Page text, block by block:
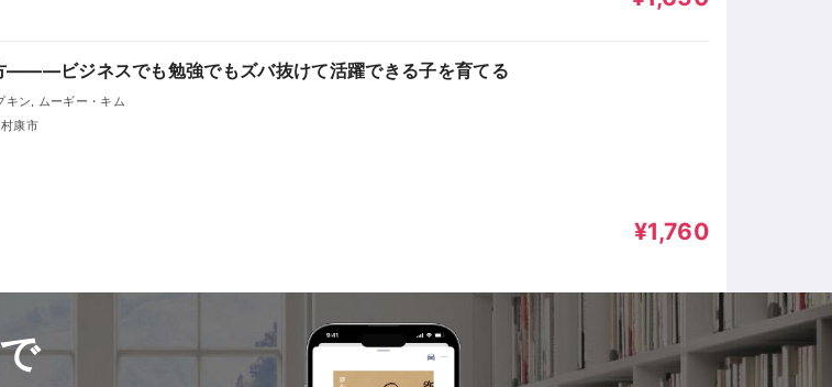
―――ビジネスでも勉強でもズバ抜けて活躍できる子を育てる
キン, ムーギー・キム
康市
¥1,760